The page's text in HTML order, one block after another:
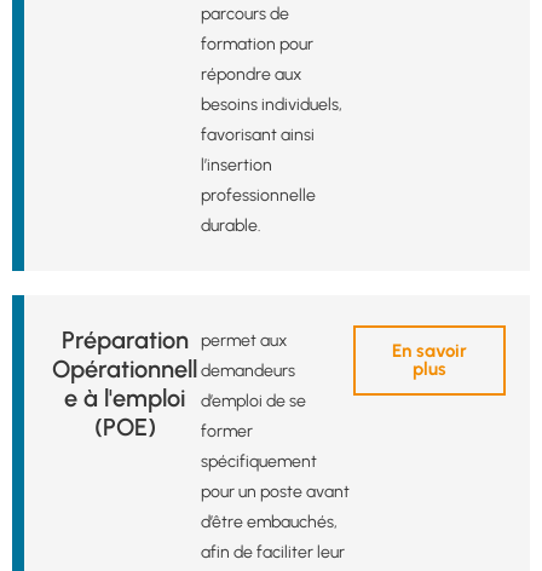
parcours de
formation pour
répondre aux
besoins individuels,
favorisant ainsi
l’insertion
professionnelle
durable.
Préparation
Opérationnell
e à l'emploi
(POE)
permet aux
demandeurs
d’emploi de se
former
spécifiquement
pour un poste avant
d’être embauchés,
afin de faciliter leur
En savoir
plus